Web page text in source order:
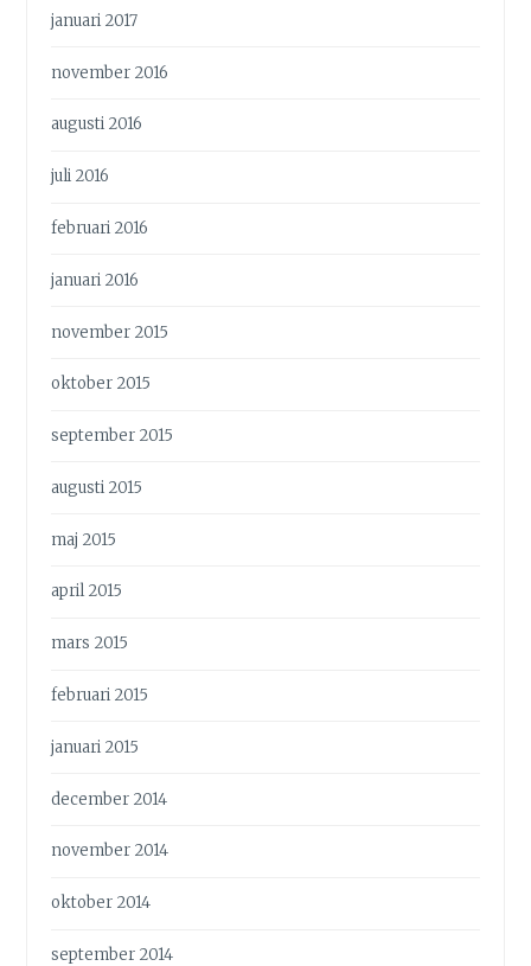
januari 2017
november 2016
augusti 2016
juli 2016
februari 2016
januari 2016
november 2015
oktober 2015
september 2015
augusti 2015
maj 2015
april 2015
mars 2015
februari 2015
januari 2015
december 2014
november 2014
oktober 2014
september 2014